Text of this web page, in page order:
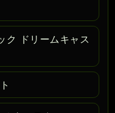
ク ドリームキャス